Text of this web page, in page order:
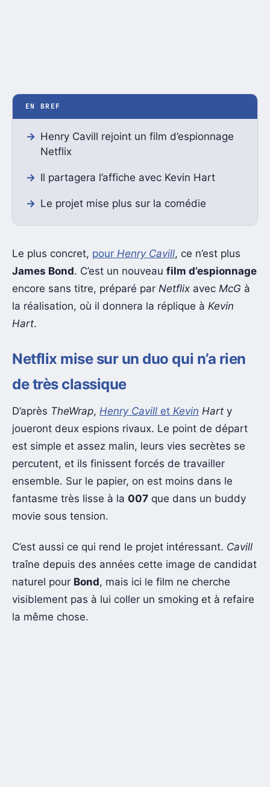
EN BREF
Henry Cavill rejoint un film d’espionnage
Netflix
Il partagera l’affiche avec Kevin Hart
Le projet mise plus sur la comédie
Le plus concret, pour Henry Cavill, ce n’est plus
James Bond. C’est un nouveau film d’espionnage
encore sans titre, préparé par Netflix avec McG à
la réalisation, où il donnera la réplique à Kevin
Hart.
Netflix mise sur un duo qui n’a rien
de très classique
D’après TheWrap, Henry Cavill et Kevin Hart y
joueront deux espions rivaux. Le point de départ
est simple et assez malin, leurs vies secrètes se
percutent, et ils finissent forcés de travailler
ensemble. Sur le papier, on est moins dans le
fantasme très lisse à la 007 que dans un buddy
movie sous tension.
C’est aussi ce qui rend le projet intéressant. Cavill
traîne depuis des années cette image de candidat
naturel pour Bond, mais ici le film ne cherche
visiblement pas à lui coller un smoking et à refaire
la même chose.